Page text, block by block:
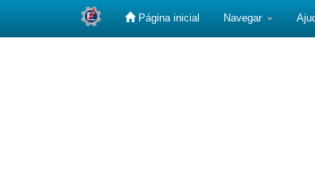
Página inicial Navegar